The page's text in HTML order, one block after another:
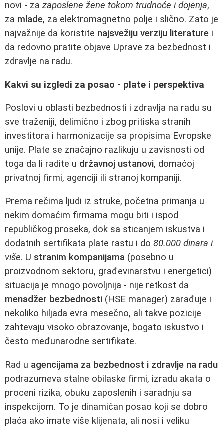
novi - za zaposlene žene tokom trudnoće i dojenja,
za mlade, za elektromagnetno polje i slično. Zato je
najvažnije da koristite najsvežiju verziju literature i
da redovno pratite objave Uprave za bezbednost i
zdravlje na radu.
Kakvi su izgledi za posao - plate i perspektiva
Poslovi u oblasti bezbednosti i zdravlja na radu su
sve traženiji, delimično i zbog pritiska stranih
investitora i harmonizacije sa propisima Evropske
unije. Plate se značajno razlikuju u zavisnosti od
toga da li radite u državnoj ustanovi, domaćoj
privatnoj firmi, agenciji ili stranoj kompaniji.
Prema rečima ljudi iz struke, početna primanja u
nekim domaćim firmama mogu biti i ispod
republičkog proseka, dok sa sticanjem iskustva i
dodatnih sertifikata plate rastu i do 80.000 dinara i
više. U stranim kompanijama (posebno u
proizvodnom sektoru, građevinarstvu i energetici)
situacija je mnogo povoljnija - nije retkost da
menadžer bezbednosti (HSE manager) zarađuje i
nekoliko hiljada evra mesečno, ali takve pozicije
zahtevaju visoko obrazovanje, bogato iskustvo i
često međunarodne sertifikate.
Rad u agencijama za bezbednost i zdravlje na radu
podrazumeva stalne obilaske firmi, izradu akata o
proceni rizika, obuku zaposlenih i saradnju sa
inspekcijom. To je dinamičan posao koji se dobro
plaća ako imate više klijenata, ali nosi i veliku